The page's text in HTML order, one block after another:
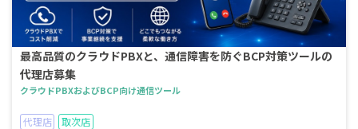
最高品質のクラウドPBXと、通信障害を防ぐBCP対策ツールの
代理店募集
クラウドPBXおよびBCP向け通信ツール
代理店 取次店